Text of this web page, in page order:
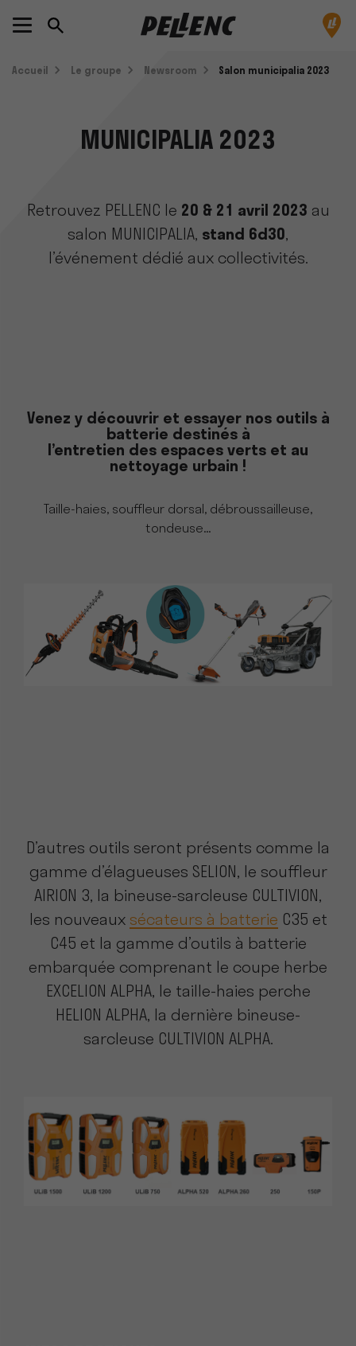
Accueil Le groupe Newsroom Salon municipalia 2023
MUNICIPALIA 2023
Retrouvez PELLENC le 20 & 21 avril 2023 au
salon MUNICIPALIA, stand 6d30,
l’événement dédié aux collectivités.
Venez y découvrir et essayer nos outils à
batterie destinés à
l’entretien des espaces verts et au
nettoyage urbain !
Taille-haies, souffleur dorsal, débroussailleuse,
tondeuse...
D’autres outils seront présents comme la
gamme d’élagueuses SELION, le souffleur
AIRION 3, la bineuse-sarcleuse CULTIVION,
les nouveaux sécateurs à batterie C35 et
C45 et la gamme d’outils à batterie
embarquée comprenant le coupe herbe
EXCELION ALPHA, le taille-haies perche
HELION ALPHA, la dernière bineuse-
sarcleuse CULTIVION ALPHA.